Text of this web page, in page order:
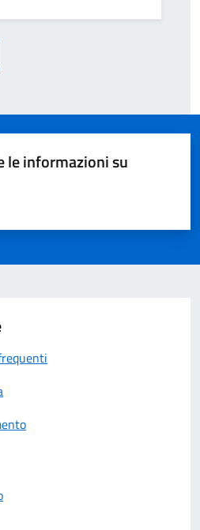
le informazioni su